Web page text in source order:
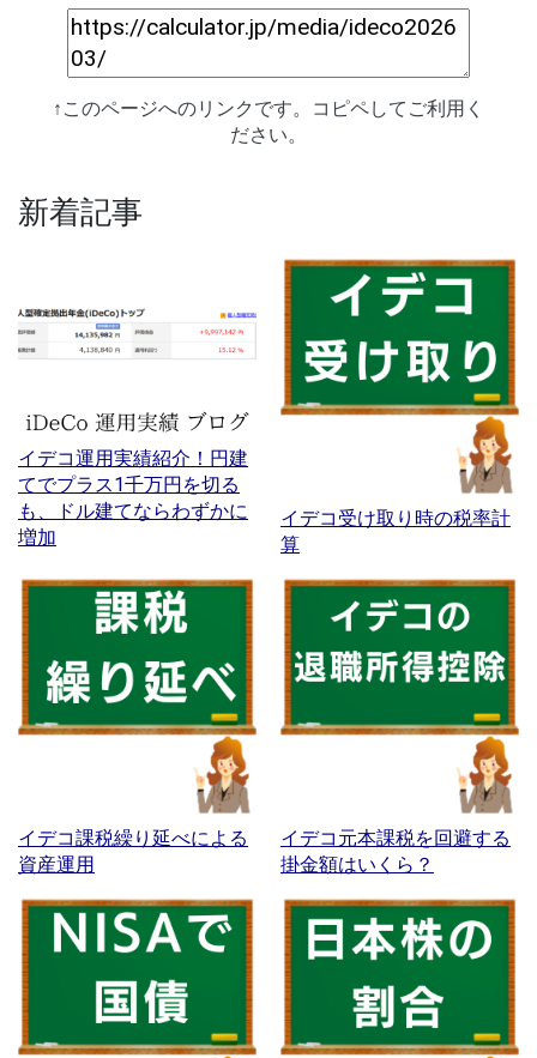
↑このページへのリンクです。コピペしてご利用く
ださい。
新着記事
イデコ運用実績紹介！円建
てでプラス1千万円を切る
も、ドル建てならわずかに
増加
イデコ受け取り時の税率計
算
イデコ課税繰り延べによる
資産運用
イデコ元本課税を回避する
掛金額はいくら？